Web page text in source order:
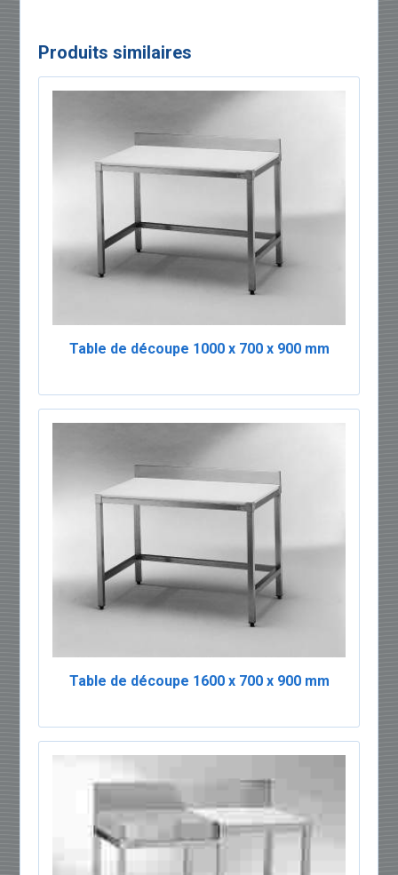
Produits similaires
Table de découpe 1000 x 700 x 900 mm
Table de découpe 1600 x 700 x 900 mm